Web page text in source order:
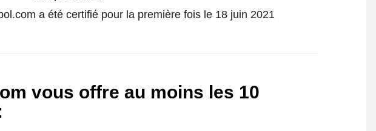
a été certifié pour la première fois le 18 juin 2021
vous offre au moins les 10